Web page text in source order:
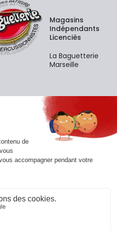
Magasins
Indépendants
Licenciés
La Baguetterie
Marseille
vous acceptez notrepolitique de